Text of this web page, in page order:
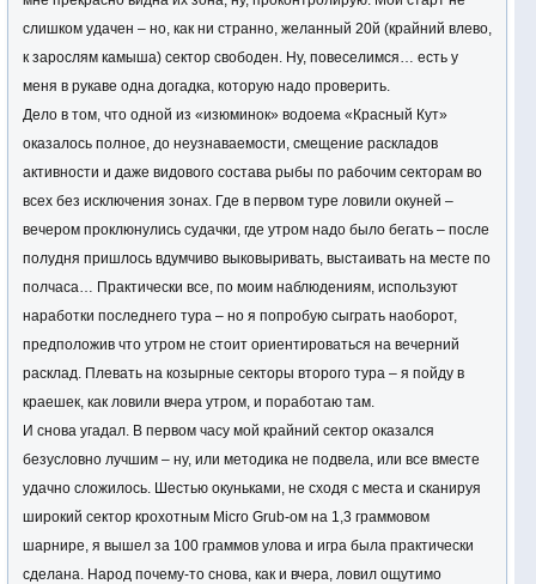
слишком удачен – но, как ни странно, желанный 20й (крайний влево,
к зарослям камыша) сектор свободен. Ну, повеселимся… есть у
меня в рукаве одна догадка, которую надо проверить.
Дело в том, что одной из «изюминок» водоема «Красный Кут»
оказалось полное, до неузнаваемости, смещение раскладов
активности и даже видового состава рыбы по рабочим секторам во
всех без исключения зонах. Где в первом туре ловили окуней –
вечером проклюнулись судачки, где утром надо было бегать – после
полудня пришлось вдумчиво выковыривать, выстаивать на месте по
полчаса… Практически все, по моим наблюдениям, используют
наработки последнего тура – но я попробую сыграть наоборот,
предположив что утром не стоит ориентироваться на вечерний
расклад. Плевать на козырные секторы второго тура – я пойду в
краешек, как ловили вчера утром, и поработаю там.
И снова угадал. В первом часу мой крайний сектор оказался
безусловно лучшим – ну, или методика не подвела, или все вместе
удачно сложилось. Шестью окуньками, не сходя с места и сканируя
широкий сектор крохотным Micro Grub-ом на 1,3 граммовом
шарнире, я вышел за 100 граммов улова и игра была практически
сделана. Народ почему-то снова, как и вчера, ловил ощутимо